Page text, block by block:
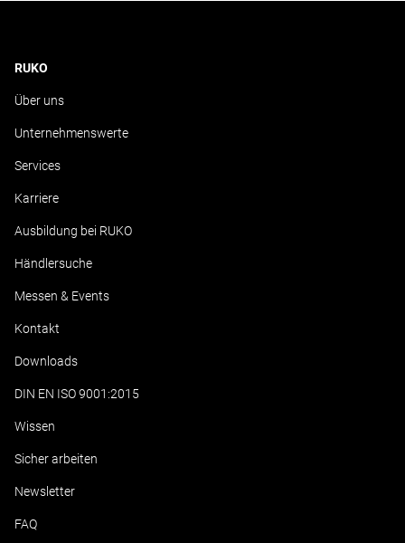
RUKO
Über uns
Unternehmenswerte
Services
Karriere
Ausbildung bei RUKO
Händlersuche
Messen & Events
Kontakt
Downloads
DIN EN ISO 9001:2015
Wissen
Sicher arbeiten
Newsletter
FAQ